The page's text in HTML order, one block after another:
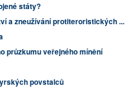
státy?
a zneužívání protiteroristických ...
průzkumu veřejného mínění
povstalců